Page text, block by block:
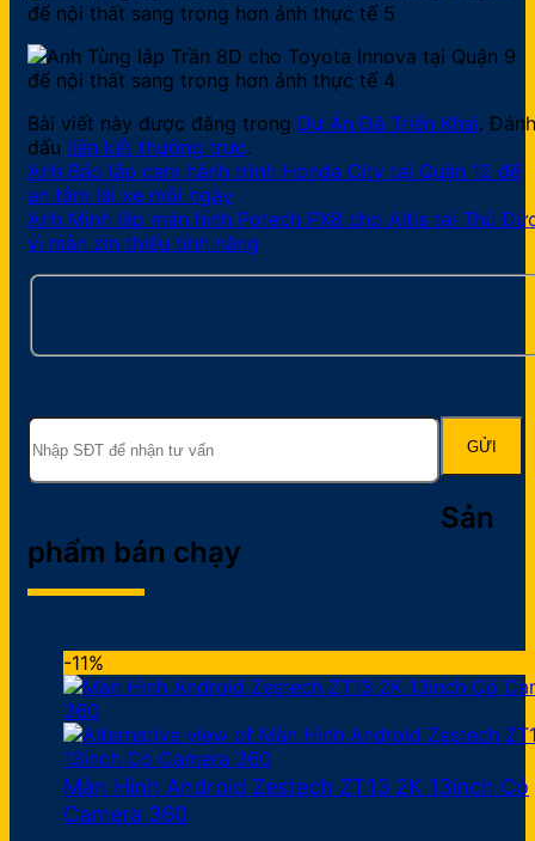
Bài viết này được đăng trong Dự Án Đã Triển Khai. Đánh
dấu liên kết thường trực.
Anh Bảo lắp cam hành trình Honda City tại Quận 12 để
an tâm lái xe mỗi ngày
Anh Minh lắp màn hình Potech PX8 cho Altis tại Thủ
vì màn zin thiếu tính năng
Sản
phẩm bán chạy
-11%
Màn Hình Android Zestech ZT13 2K 13inch Có
Camera 360